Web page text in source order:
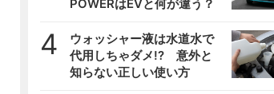
POWERはEVと何が違う？
4
ウォッシャー液は水道水で
代用しちゃダメ!? 意外と
知らない正しい使い方